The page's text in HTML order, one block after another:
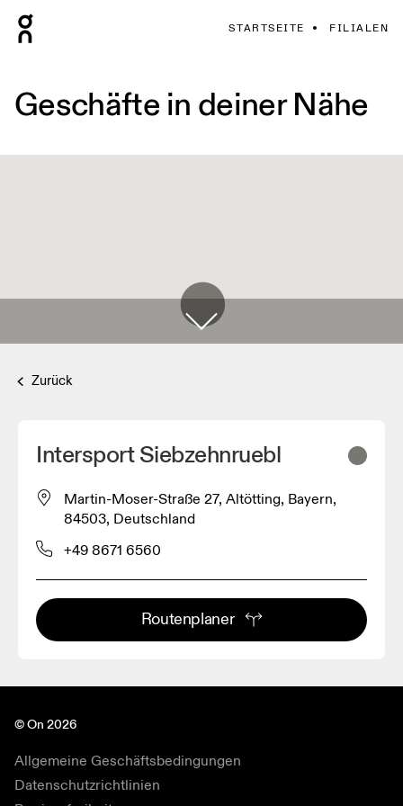
STARTSEITE FILIALEN
Geschäfte in deiner Nähe
Zurück
Intersport Siebzehnruebl
Martin-Moser-Straße 27, Altötting, Bayern,
84503, Deutschland
+49 8671 6560
Routenplaner
© On 2026
Allgemeine Geschäftsbedingungen
Datenschutzrichtlinien